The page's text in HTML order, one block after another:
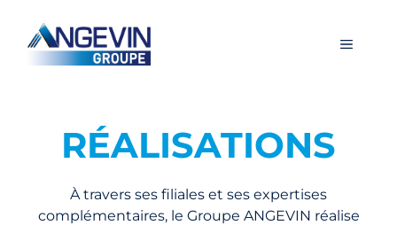
contenu
Menu
RÉALISATIONS
À travers ses filiales et ses expertises
complémentaires, le Groupe ANGEVIN réalise